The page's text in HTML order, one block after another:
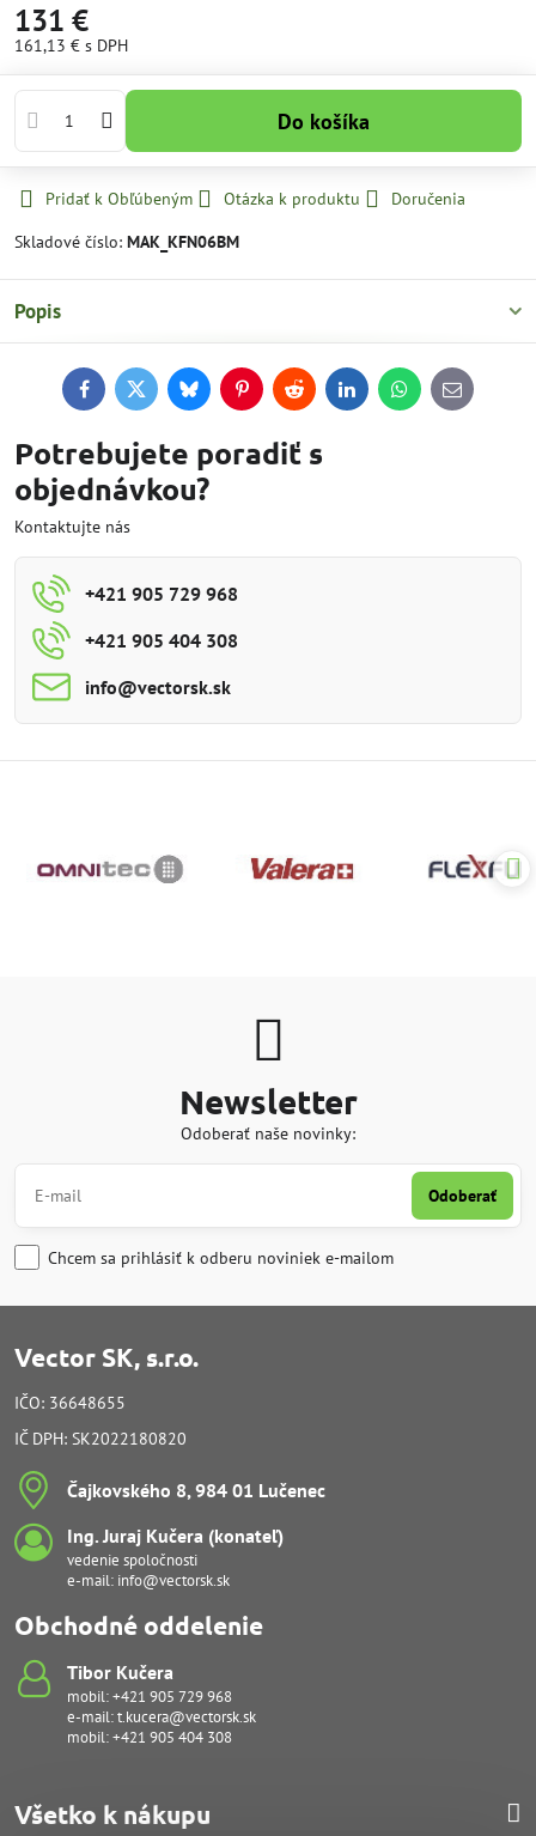
131 €
161,13 € s DPH
Do košíka
Pridať k Obľúbeným Otázka k produktu
Doručenia
Skladové číslo: MAK_KFN06BM
Popis
FacebookTwitterBlueskyPinterestReddit LinkedInWhatsApp
E-
mail
Potrebujete poradiť s
objednávkou?
Kontaktujte nás
+421 905 729 968
+421 905 404 308
info​@vectorsk​.sk
Newsletter
Odoberať naše novinky:
Odoberať
Chcem sa prihlásiť k odberu noviniek e-mailom
Vector SK, s.r.o.
IČO: 36648655
IČ DPH: SK2022180820
Čajkovského 8, 984 01 Lučenec
Ing​. Juraj Kučera (konateľ)
vedenie spoločnosti
e-mail: info@vectorsk.sk
Obchodné oddelenie
Tibor Kučera
mobil:+421 905 729 968
e-mail:t.kucera@vectorsk.sk
mobil:+421 905 404 308
Všetko k nákupu